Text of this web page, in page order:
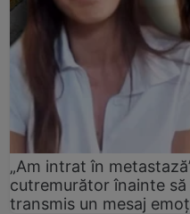
„Am intrat în
cutremurător înainte
transmis un mesaj